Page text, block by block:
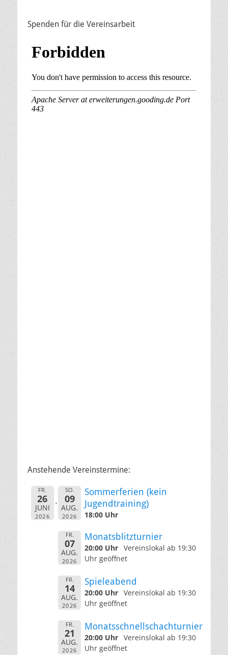
Spenden für die Vereinsarbeit
Anstehende Vereinstermine:
FR.
26
JUNI
2026
SO.
09
AUG.
2026
Sommerferien (kein
Jugendtraining)
18:00 Uhr
FR.
07
AUG.
2026
Monatsblitzturnier
20:00 Uhr Vereinslokal ab 19:30
Uhr geöffnet
FR.
14
AUG.
2026
Spieleabend
20:00 Uhr Vereinslokal ab 19:30
Uhr geöffnet
FR.
21
AUG.
2026
Monatsschnellschachturnier
20:00 Uhr Vereinslokal ab 19:30
Uhr geöffnet